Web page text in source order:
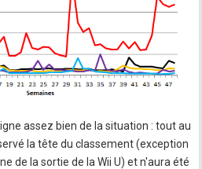
assez bien de la situation : tout au
la tête du classement (exception
de la sortie de la Wii U) et n'aura été